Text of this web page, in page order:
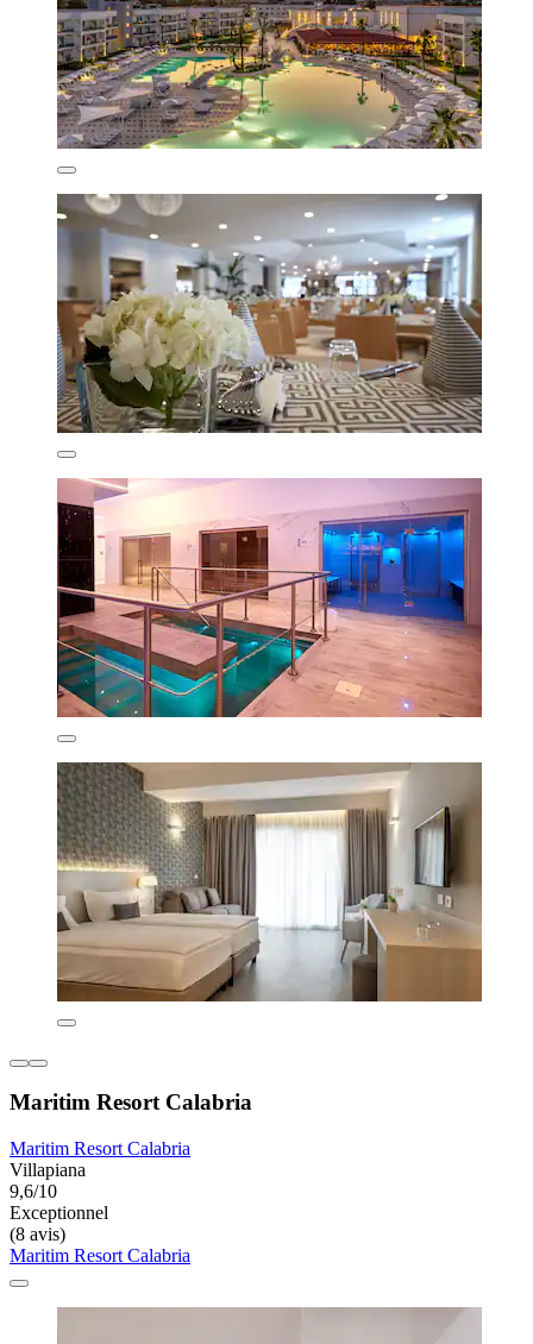
Maritim Resort Calabria
Maritim Resort Calabria
Villapiana
9,6/10
Exceptionnel
(8 avis)
Maritim Resort Calabria